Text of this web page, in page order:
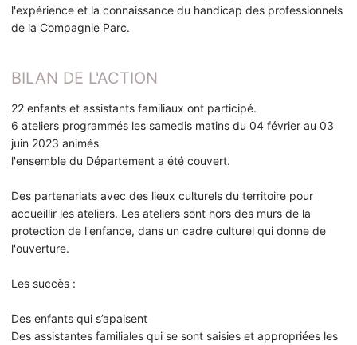
l'expérience et la connaissance du handicap des professionnels
de la Compagnie Parc.
BILAN DE L'ACTION
22 enfants et assistants familiaux ont participé.
6 ateliers programmés les samedis matins du 04 février au 03
juin 2023 animés
l'ensemble du Département a été couvert.
Des partenariats avec des lieux culturels du territoire pour
accueillir les ateliers. Les ateliers sont hors des murs de la
protection de l'enfance, dans un cadre culturel qui donne de
l'ouverture.
Les succès :
Des enfants qui s’apaisent
Des assistantes familiales qui se sont saisies et appropriées les